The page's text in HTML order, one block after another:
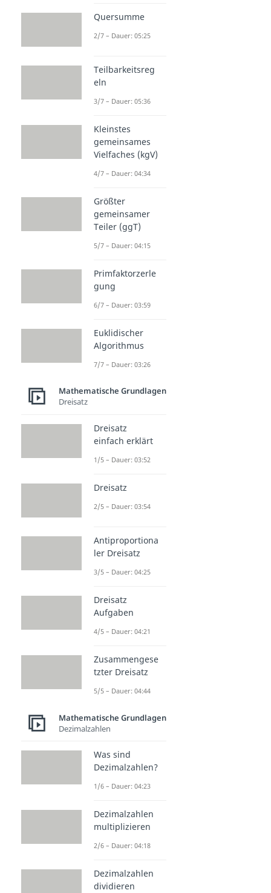
Quersumme
2/7 – Dauer: 05:25
Teilbarkeitsreg
eln
3/7 – Dauer: 05:36
Kleinstes
gemeinsames
Vielfaches (kgV)
4/7 – Dauer: 04:34
Größter
gemeinsamer
Teiler (ggT)
5/7 – Dauer: 04:15
Primfaktorzerle
gung
6/7 – Dauer: 03:59
Euklidischer
Algorithmus
7/7 – Dauer: 03:26
Mathematische Grundlagen
Dreisatz
Dreisatz
einfach erklärt
1/5 – Dauer: 03:52
Dreisatz
2/5 – Dauer: 03:54
Antiproportiona
ler Dreisatz
3/5 – Dauer: 04:25
Dreisatz
Aufgaben
4/5 – Dauer: 04:21
Zusammengese
tzter Dreisatz
5/5 – Dauer: 04:44
Mathematische Grundlagen
Dezimalzahlen
Was sind
Dezimalzahlen?
1/6 – Dauer: 04:23
Dezimalzahlen
multiplizieren
2/6 – Dauer: 04:18
Dezimalzahlen
dividieren